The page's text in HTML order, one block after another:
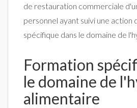
de restauration commerciale
personnel ayant suivi une action
spécifique dans le domaine de
Formation
le domaine de
alimentaire